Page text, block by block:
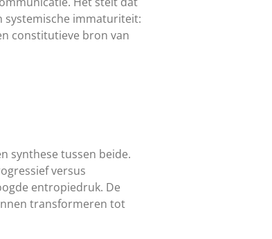
systemische immaturiteit:
constitutieve bron van
synthese tussen beide.
versus
entropiedruk. De
transformeren tot